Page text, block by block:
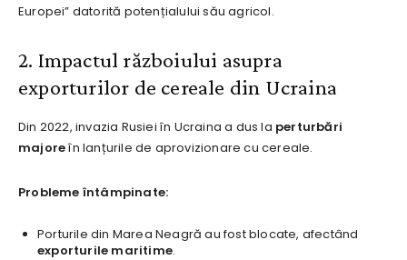
Europei” datorită potențialului său agricol.
2. Impactul războiului asupra
exporturilor de cereale din Ucraina
Din 2022, invazia Rusiei în Ucraina a dus la perturbări
majoreîn lanțurile de aprovizionare cu cereale.
Probleme întâmpinate:
Porturile din Marea Neagră au fost blocate, afectând
exporturile maritime.